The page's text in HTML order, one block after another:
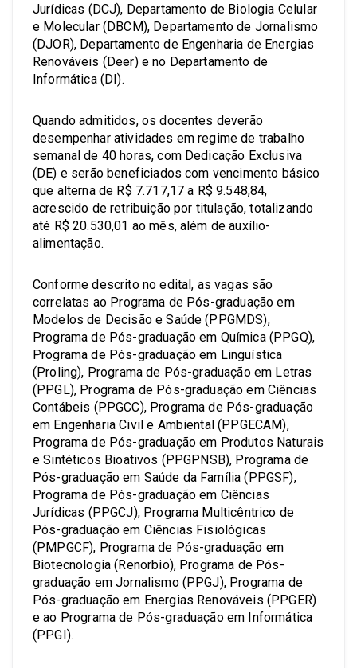
Jurídicas (DCJ), Departamento de Biologia Celular
e Molecular (DBCM), Departamento de Jornalismo
(DJOR), Departamento de Engenharia de Energias
Renováveis (Deer) e no Departamento de
Informática (DI).
Quando admitidos, os docentes deverão
desempenhar atividades em regime de trabalho
semanal de 40 horas, com Dedicação Exclusiva
(DE) e serão beneficiados com vencimento básico
que alterna de R$ 7.717,17 a R$ 9.548,84,
acrescido de retribuição por titulação, totalizando
até R$ 20.530,01 ao mês, além de auxílio-
alimentação.
Conforme descrito no edital, as vagas são
correlatas ao Programa de Pós-graduação em
Modelos de Decisão e Saúde (PPGMDS),
Programa de Pós-graduação em Química (PPGQ),
Programa de Pós-graduação em Linguística
(Proling), Programa de Pós-graduação em Letras
(PPGL), Programa de Pós-graduação em Ciências
Contábeis (PPGCC), Programa de Pós-graduação
em Engenharia Civil e Ambiental (PPGECAM),
Programa de Pós-graduação em Produtos Naturais
e Sintéticos Bioativos (PPGPNSB), Programa de
Pós-graduação em Saúde da Família (PPGSF),
Programa de Pós-graduação em Ciências
Jurídicas (PPGCJ), Programa Multicêntrico de
Pós-graduação em Ciências Fisiológicas
(PMPGCF), Programa de Pós-graduação em
Biotecnologia (Renorbio), Programa de Pós-
graduação em Jornalismo (PPGJ), Programa de
Pós-graduação em Energias Renováveis (PPGER)
e ao Programa de Pós-graduação em Informática
(PPGI).